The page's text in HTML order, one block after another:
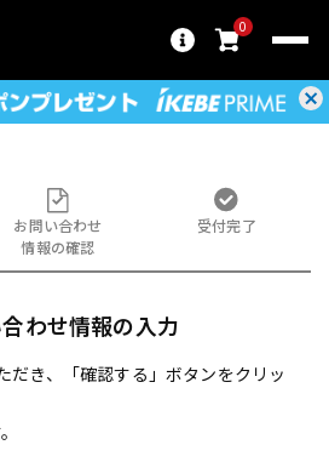
0
お問い合わせ
情報の確認
受付完了
わせ情報の入力
だき、「確認する」ボタンをクリッ